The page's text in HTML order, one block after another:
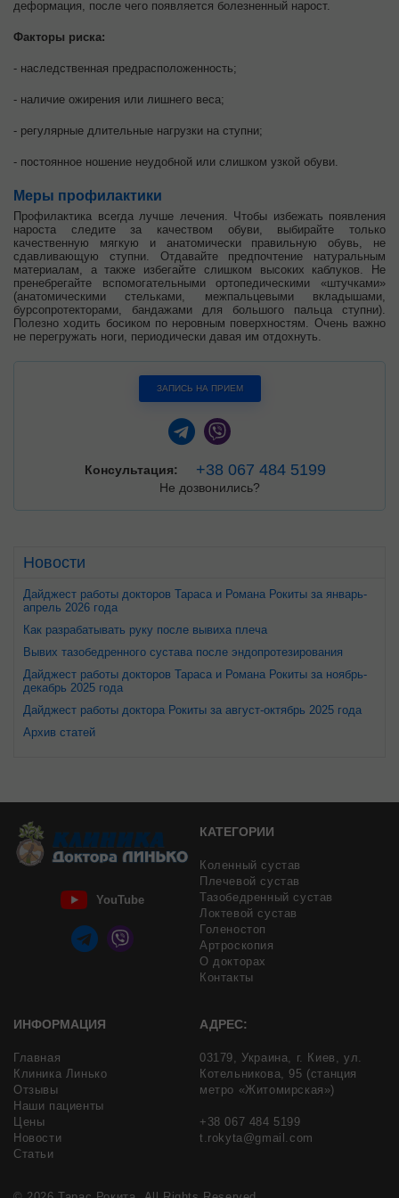
Новости
Дайджест работы докторов Тараса и Романа Рокиты за январь-
апрель 2026 года
Как разрабатывать руку после вывиха плеча
Вывих тазобедренного сустава после эндопротезирования
Дайджест работы докторов Тараса и Романа Рокиты за ноябрь-
декабрь 2025 года
Дайджест работы доктора Рокиты за август-октябрь 2025 года
Архив статей
деформация, после чего появляется болезненный нарост.
Факторы риска:
- наследственная предрасположенность;
- наличие ожирения или лишнего веса;
- регулярные длительные нагрузки на ступни;
- постоянное ношение неудобной или слишком узкой обуви.
Меры профилактики
Профилактика всегда лучше лечения. Чтобы избежать появления
нароста следите за качеством обуви, выбирайте только
качественную мягкую и анатомически правильную обувь, не
сдавливающую ступни. Отдавайте предпочтение натуральным
материалам, а также избегайте слишком высоких каблуков. Не
пренебрегайте вспомогательными ортопедическими «штучками»
(анатомическими стельками, межпальцевыми вкладышами,
бурсопротекторами, бандажами для большого пальца ступни).
Полезно ходить босиком по неровным поверхностям. Очень важно
не перегружать ноги, периодически давая им отдохнуть.
ЗАПИСЬ НА ПРИЕМ
Консультация: +38 067 484 5199
Не дозвонились?
YouTube
КАТЕГОРИИ
Коленный сустав
Плечевой сустав
Тазобедренный сустав
Локтевой сустав
Голеностоп
Артроскопия
О докторах
Контакты
ИНФОРМАЦИЯ
Главная
Клиника Линько
Отзывы
Наши пациенты
Цены
Новости
Статьи
АДРЕС:
03179, Украина, г. Киев, ул.
Котельникова, 95 (станция
метро «Житомирская»)
+38 067 484 5199
t.rokyta@gmail.com